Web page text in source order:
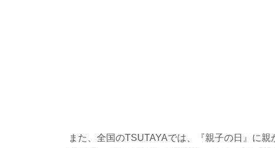
また、全国のTSUTAYAでは、『親子の日』に